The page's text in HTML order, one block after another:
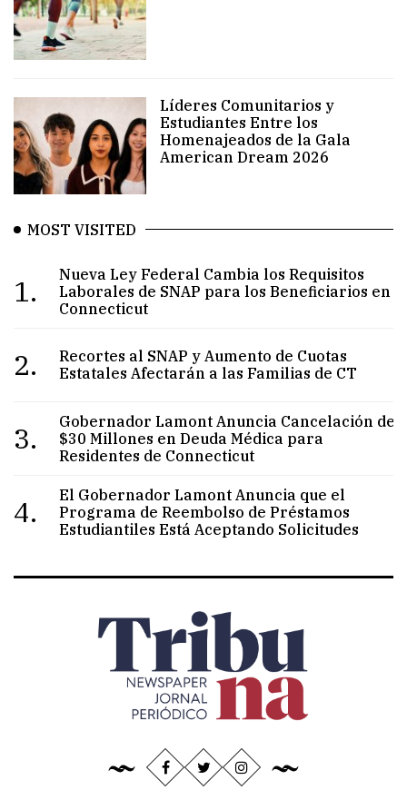
Líderes Comunitarios y
Estudiantes Entre los
Homenajeados de la Gala
American Dream 2026
MOST VISITED
1.
Nueva Ley Federal Cambia los Requisitos
Laborales de SNAP para los Beneficiarios en
Connecticut
2.
Recortes al SNAP y Aumento de Cuotas
Estatales Afectarán a las Familias de CT
3.
Gobernador Lamont Anuncia Cancelación de
$30 Millones en Deuda Médica para
Residentes de Connecticut
4.
El Gobernador Lamont Anuncia que el
Programa de Reembolso de Préstamos
Estudiantiles Está Aceptando Solicitudes